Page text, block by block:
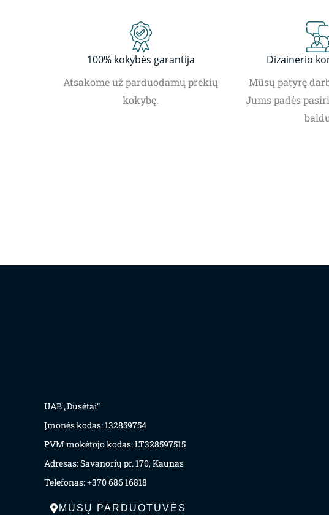
100% kokybės garantija
Atsakome už parduodamų prekių
kokybę.
Dizainerio
Mūsų patyrę
Jums padės
UAB „Dusėtai“
Įmonės kodas: 132859754
PVM mokėtojo kodas: LT328597515
Adresas: Savanorių pr. 170, Kaunas
Telefonas: +370 686 16818
MŪSŲ PARDUOTUVĖS